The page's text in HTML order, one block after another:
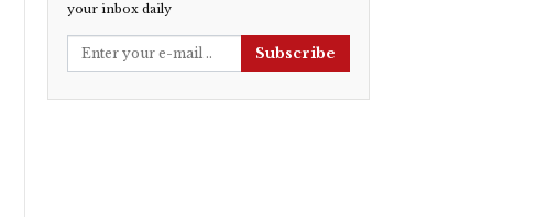
your inbox daily
Subscribe